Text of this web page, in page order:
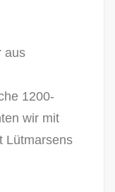
aus
1200-
wir mit
Lütmarsens